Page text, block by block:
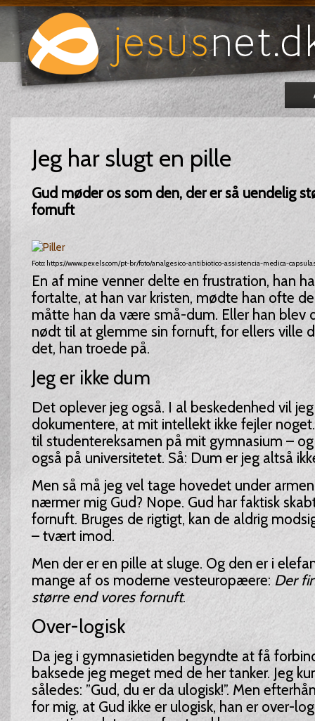
Jeg har slugt en pille
Gud møder os som den, der er så uendelig
fornuft
Foto: https://www.pexels.com/pt-br/foto/analgesico-antibiotico-assistencia-medica-
En af mine venner delte en frustration, han
fortalte, at han var kristen, mødte han ofte
måtte han da være små-dum. Eller han blev
nødt til at glemme sin fornuft, for ellers ville
det, han troede på.
Jeg er ikke dum
Det oplever jeg også. I al beskedenhed vil
dokumentere, at mit intellekt ikke fejler
til studentereksamen på mit gymnasium –
også på universitetet. Så: Dum er jeg altså
Men så må jeg vel tage hovedet under
nærmer mig Gud? Nope. Gud har faktisk
fornuft. Bruges de rigtigt, kan de aldrig
– tvært imod.
Men der er en pille at sluge. Og den er i
mange af os moderne vesteuropæere: Der
større end vores fornuft.
Over-logisk
Da jeg i gymnasietiden begyndte at få
baksede jeg meget med de her tanker. Jeg
således: ”Gud, du er da ulogisk!”. Men
for mig, at Gud ikke er ulogisk, han er over-